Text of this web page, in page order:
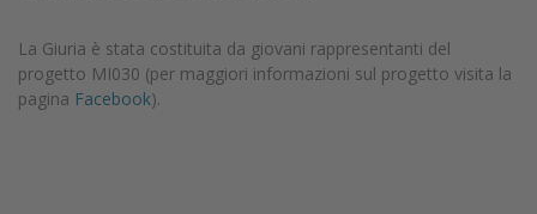
La Giuria è stata costituita da giovani rappresentanti del
progetto MI030 (per maggiori informazioni sul progetto visita la
pagina Facebook).